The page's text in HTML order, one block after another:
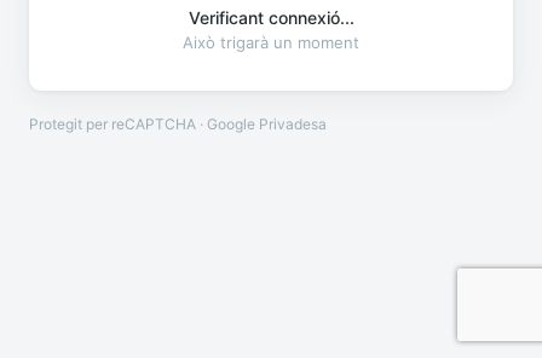
Verificant connexió...
Això trigarà un moment
Protegit per reCAPTCHA · Google Privadesa